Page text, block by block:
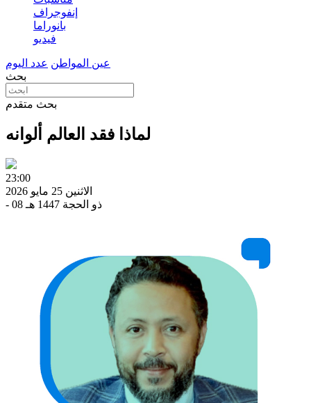
إنفوجراف
بانوراما
فيديو
عين المواطن عدد اليوم
بحث
بحث متقدم
لماذا فقد العالم ألوانه
23:00
الاثنين 25 مايو 2026
- 08 ذو الحجة 1447 هـ